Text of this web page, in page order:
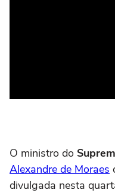
O ministro do
Alexandre de Moraes
divulgada nesta